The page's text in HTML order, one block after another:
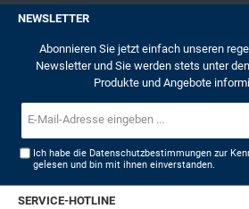
NEWSLETTER
Abonnieren Sie jetzt einfach unseren
Newsletter und Sie werden stets unter
Produkte und Angebote
Adresse*
Ich habe dieDatenschutzbestimmungen zur
gelesen und bin mit ihnen einverstanden.
SERVICE-HOTLINE